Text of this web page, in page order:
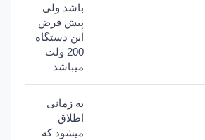
باشد ولی
پیش فرض
این دستگاه
200 ولت
میباشد
به زمانی
اطلاق
میشود که